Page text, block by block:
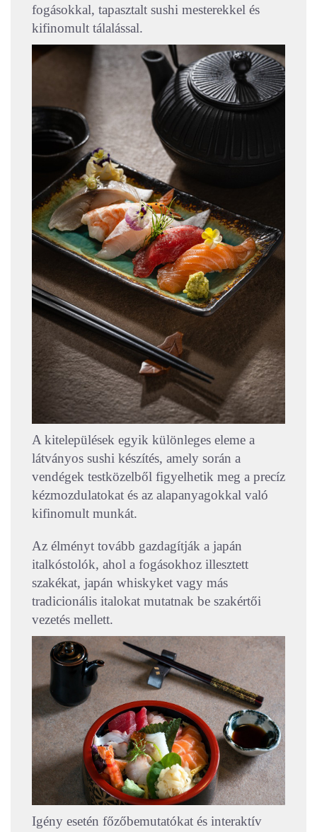
fogásokkal, tapasztalt sushi mesterekkel és
kifinomult tálalással.
A kitelepülések egyik különleges eleme a
látványos sushi készítés, amely során a
vendégek testközelből figyelhetik meg a precíz
kézmozdulatokat és az alapanyagokkal való
kifinomult munkát.
Az élményt tovább gazdagítják a japán
italkóstolók, ahol a fogásokhoz illesztett
szakékat, japán whiskyket vagy más
tradicionális italokat mutatnak be szakértői
vezetés mellett.
Igény esetén főzőbemutatókat és interaktív